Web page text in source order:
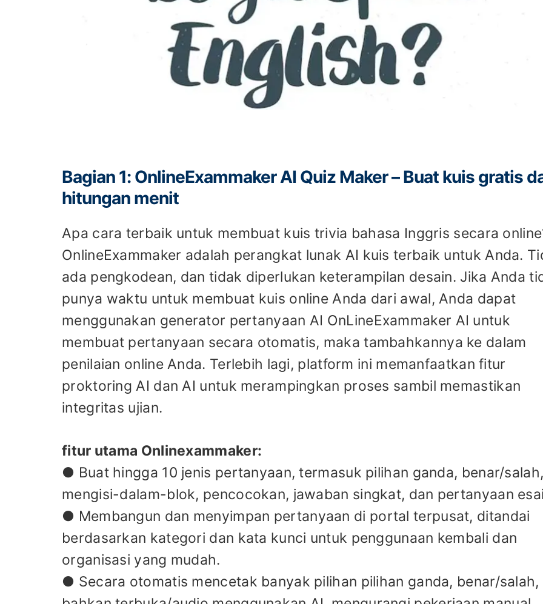
Bagian 1: OnlineExammaker AI Quiz Maker – Buat kuis gratis
hitungan menit
Apa cara terbaik untuk membuat kuis trivia bahasa Inggris secara
OnlineExammaker adalah perangkat lunak AI kuis terbaik untuk Anda.
ada pengkodean, dan tidak diperlukan keterampilan desain. Jika Anda
punya waktu untuk membuat kuis online Anda dari awal, Anda dapat
menggunakan generator pertanyaan AI OnLineExammaker AI untuk
membuat pertanyaan secara otomatis, maka tambahkannya ke dalam
penilaian online Anda. Terlebih lagi, platform ini memanfaatkan fitur
proktoring AI dan AI untuk merampingkan proses sambil memastikan
integritas ujian.
fitur utama Onlinexammaker:
● Buat hingga 10 jenis pertanyaan, termasuk pilihan ganda, benar/salah,
mengisi-dalam-blok, pencocokan, jawaban singkat, dan pertanyaan
● Membangun dan menyimpan pertanyaan di portal terpusat, ditandai
berdasarkan kategori dan kata kunci untuk penggunaan kembali dan
organisasi yang mudah.
● Secara otomatis mencetak banyak pilihan pilihan ganda, benar/salah,